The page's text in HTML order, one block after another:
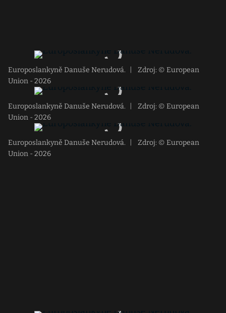
Europoslankyně Danuše Nerudová.
Zdroj: © European
Union - 2026
Europoslankyně Danuše Nerudová.
Zdroj: © European
Union - 2026
Europoslankyně Danuše Nerudová.
Zdroj: © European
Union - 2026